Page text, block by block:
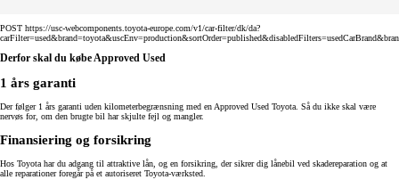
POST https://usc-webcomponents.toyota-europe.com/v1/car-filter/dk/da?
Derfor skal du købe Approved Used
1 års garanti
Der følger 1 års garanti uden kilometerbegrænsning med en Approved Used Toyota. Så du ikke skal være
nervøs for, om den brugte bil har skjulte fejl og mangler.
Finansiering og forsikring
Hos Toyota har du adgang til attraktive lån, og en forsikring, der sikrer dig lånebil ved skadereparation og at
alle reparationer foregår på et autoriseret Toyota-værksted.